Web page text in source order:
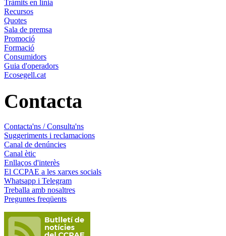
Tràmits en línia
Recursos
Quotes
Sala de premsa
Promoció
Formació
Consumidors
Guia d'operadors
Ecosegell.cat
Contacta
Contacta'ns / Consulta'ns
Suggeriments i reclamacions
Canal de denúncies
Canal ètic
Enllaços d'interès
El CCPAE a les xarxes socials
Whatsapp i Telegram
Treballa amb nosaltres
Preguntes freqüents